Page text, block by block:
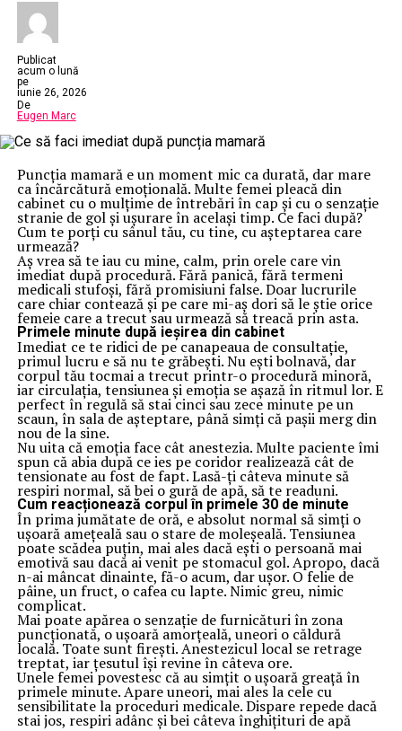
Publicat
acum o lună
pe
iunie 26, 2026
De
Eugen Marc
Puncția mamară e un moment mic ca durată, dar mare
ca încărcătură emoțională. Multe femei pleacă din
cabinet cu o mulțime de întrebări în cap și cu o senzație
stranie de gol și ușurare în același timp. Ce faci după?
Cum te porți cu sânul tău, cu tine, cu așteptarea care
urmează?
Aș vrea să te iau cu mine, calm, prin orele care vin
imediat după procedură. Fără panică, fără termeni
medicali stufoși, fără promisiuni false. Doar lucrurile
care chiar contează și pe care mi-aș dori să le știe orice
femeie care a trecut sau urmează să treacă prin asta.
Primele minute după ieșirea din cabinet
Imediat ce te ridici de pe canapeaua de consultație,
primul lucru e să nu te grăbești. Nu ești bolnavă, dar
corpul tău tocmai a trecut printr-o procedură minoră,
iar circulația, tensiunea și emoția se așază în ritmul lor. E
perfect în regulă să stai cinci sau zece minute pe un
scaun, în sala de așteptare, până simți că pașii merg din
nou de la sine.
Nu uita că emoția face cât anestezia. Multe paciente îmi
spun că abia după ce ies pe coridor realizează cât de
tensionate au fost de fapt. Lasă-ți câteva minute să
respiri normal, să bei o gură de apă, să te readuni.
Cum reacționează corpul în primele 30 de minute
În prima jumătate de oră, e absolut normal să simți o
ușoară amețeală sau o stare de moleșeală. Tensiunea
poate scădea puțin, mai ales dacă ești o persoană mai
emotivă sau dacă ai venit pe stomacul gol. Apropo, dacă
n-ai mâncat dinainte, fă-o acum, dar ușor. O felie de
pâine, un fruct, o cafea cu lapte. Nimic greu, nimic
complicat.
Mai poate apărea o senzație de furnicături în zona
puncționată, o ușoară amorțeală, uneori o căldură
locală. Toate sunt firești. Anestezicul local se retrage
treptat, iar țesutul își revine în câteva ore.
Unele femei povestesc că au simțit o ușoară greață în
primele minute. Apare uneori, mai ales la cele cu
sensibilitate la proceduri medicale. Dispare repede dacă
stai jos, respiri adânc și bei câteva înghițituri de apă